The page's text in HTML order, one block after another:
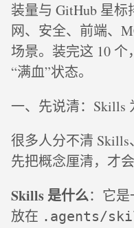
装量与 GitHub 星
网、安全、前端、
场景。装完这 10 个
“满血”状态。
一、先说清：Skills
很多人分不清 Skills
先把概念厘清，才
Skills 是什么：它
放在 .agents/